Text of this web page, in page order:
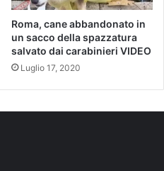
Roma, cane abbandonato in
un sacco della spazzatura
salvato dai carabinieri VIDEO
Luglio 17, 2020